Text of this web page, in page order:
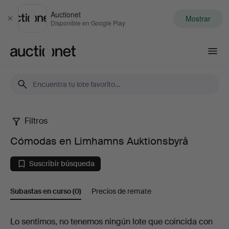
Cerrar
Auctionet
Disponible en Google Play Mostrar
Cómodas
en
Limhamns
Auktionsbyrå
Filtros
Cómodas en Limhamns Auktionsbyrå
Suscribir búsqueda
Subastas en curso(0) Precios de remate
Subastas
Lo sentimos, no tenemos ningún lote que coincida con